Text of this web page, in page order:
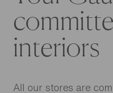
interiors
All our stores are